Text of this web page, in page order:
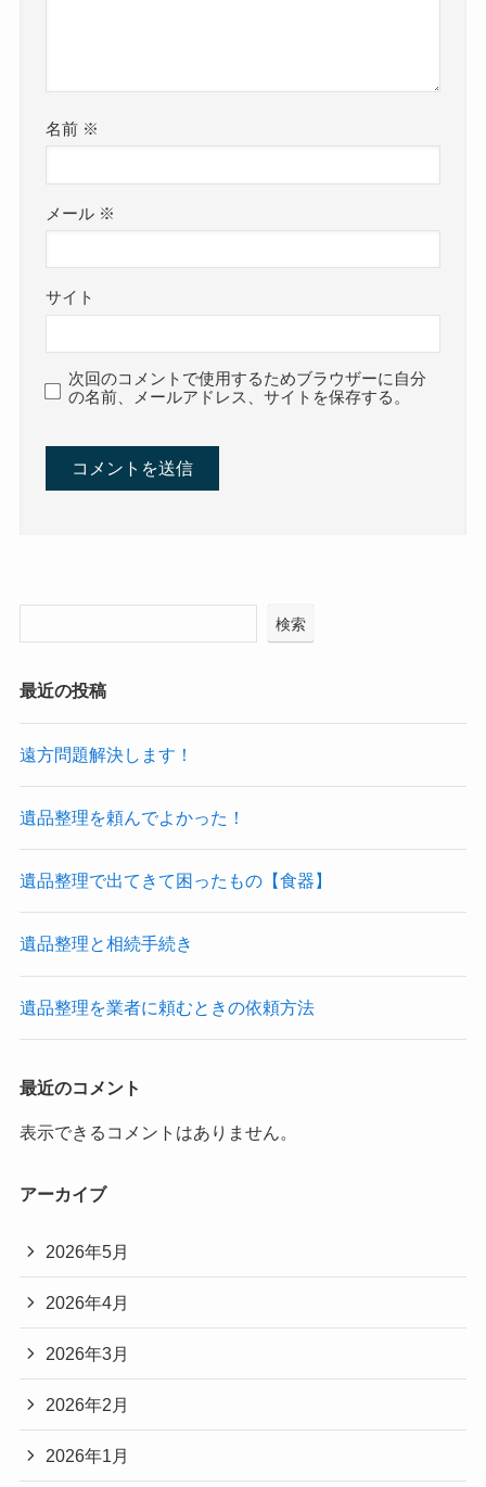
名前 ※
メール ※
サイト
次回のコメントで使用するためブラウザーに自分
の名前、メールアドレス、サイトを保存する。
検索
最近の投稿
遠方問題解決します！
遺品整理を頼んでよかった！
遺品整理で出てきて困ったもの【食器】
遺品整理と相続手続き
遺品整理を業者に頼むときの依頼方法
最近のコメント
表示できるコメントはありません。
アーカイブ
2026年5月
2026年4月
2026年3月
2026年2月
2026年1月